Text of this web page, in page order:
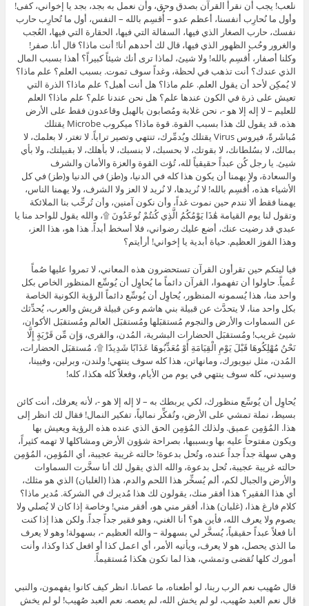
نلعب! يجب أن نقرأ القرآن بصدق وحق، وأن نعمل به بجد، بجد يا إخواني، كفى!
وأول ما نُحارِب أنفسنا، أعظم عدو – أُقسِم بالله – النفس، أول ما تُحارِب حارب
نفسك، حارب الصغار الذي فيها، السفالة التي فيها، الحقارة التي فيها، العُجب
والغرور وحُب الظهور الذي فيها، قال لك أحدهم أنا! أنت ماذا؟ قال أنا. صفر!
وكلنا أصفار، أُقسِم بالله! ولا شيئ، لماذا ترى أنك شيئاً كبيراً؟ أهذا بسبب المال
الذي عندك؟ أنت تذهب في لحظة، وغداً سوف تموت. بسبب العلم؟ علم ماذا؟
لا يُمكِن لأحد أن يقول العلم. علم ماذا؟ هل أنت أهبل؟ علم ماذا؟ الذرة التي
تعيش على ذرة في الكون عندها علم؟ هل نحن عندنا علم؟ علم ماذا؟ العلم
للعليم – لا إله إلا هو -، نحن غلابة ومُصابون بالهبل وقاعدون فقط على الأرض
هذه. قد يقول لك هذا بسبب القوة. قوة ماذا؟ ميكروب Microbe يقتلك
مُباشَرةً، فيروس Virus يقتلك ويُدمِّرك، تنتهي وتصير تراباً. لا تغتر، لا بعلمك، لا
بمالك، لا بسُلطانك، لا بقوتك، لا بحسبك، لا بنسبك، لا بأهلك، لا بقبيلتك، ولا بأي
شيئ. يا رجل كُن عبداً حقيقياً لله، تُؤت القوة والعزة والأمان والشرف
والسعادة، ولا يهمنا أن يكون هذا كله في الدنيا، و(طز) في الدنيا و(طز) في كل
الأشياء هذه، أُقسِم بالله! لا نُريدها، لا نُريد لا العز ولا الشرف، ولا يهمنا الناس،
يهمنا فقط ألا نندم حين نموت غداً، وأن نكون آمنين، وأن تُرحِّب بنا الملائكة
وتقول لنا يوم القيامة هَٰذَا يَوْمُكُمُ الَّذِي كُنتُمْ تُوعَدُونَ ۩، والله يقول للواحد منا يا
عبدي قد رضيت عنك، أضع عليك رضواني، فلا أسخط أبداً. هذا هو، هذا العز،
وهذا الفوز العظيم. حياة أبدية يا إخواني! أرأيتم؟
فيا ليتكم حين تقرأون القرآن تستحضرون هذه المعاني، لا تمروا عليها صُماً
عُمياً. حاولوا أن تفهموا، القرآن دائماً ما يُحاوِل أن يُوسِّع المنظور الخاص بكل
واحد منا، هذا يُسمونه المنظور، يُحاوِل أن يُوسِّع دائماً الرؤية الكونية الخاصة
بكل واحد منا، لا يتحدَّث عن قبيلة بني هاشم وعن قبيلة قريش والعرب، يُحدِّثك
عن السماوات والأرض والنجوم مُستقبَلها ومُستقبَل العالم ومُستقبَل الأكوان،
شيئ غريب! ومُستقبَل الحضارات البشرية، المُدن، والقرى، وَإِن مِّن قَرْيَةٍ إِلَّا
نَحْنُ مُهْلِكُوهَا قَبْلَ يَوْمِ الْقِيَامَةِ أَوْ مُعَذِّبُوهَا عَذَابًا شَدِيدًا ۩، مُستقبَل الحضارات،
المُدن، مثل نيويورك، ومانهاتن، هذا كله سوف ينتهي! ولندن، وبرلين، وفيينا،
وسيدني، كله سوف ينتهي في يوم من الأيام، وفعلاً كله هكذا، كله!
يُحاوِل أن يُوسِّع منظورك، لكي يربطك به – لا إله إلا هو -، لأنه يعرفك، أنت كائن
بسيط، نملة تمشي على الأرض، وتُفكِّر نمالياً، تفكير النمال! فقال لك انظر إلى
هذا. المُؤمِن عميق. ولذلك المُؤمِن الحق الذي عنده هذه الرؤية ويعيش بها
ويكون مفتوحاً عليه بها وبسببها، بصراحة شؤون الأرض ومشاكلها لا تهمه كثيراً،
وهي سهلة جداً جداً عنده، وتُحل بدعوة! حالته غريبة عجيبة، أي المُؤمِن، المُؤمِن
حالته غريبة عجيبة، تُحل بدعوة، والله الذي يقول لك أنا سخَّرت السماوات
والأرض والجبال لكم، ألم يُسخِّر هذا اللحم والدم، هذا (الغلبان) الذي هو مثلك،
أي هذا الفقير؟ هذا أفقر منك، يقولون لك هذا مُديرك في الشركة. مُدير ماذا؟
كلام فارغ هذا، (غلبان) هذا، أفقر مني هو، أفقر مني! وخاصة إذا كان لا يُصلي ولا
يصوم ولا يعرف الله، فأين هو؟ أنا الغني، وهو فقير جداً جداً. ولكن هذا إذا كنت
أنا فعلاً عبداً حقيقياً، يُسخَّر لي بسهولة – والله العظيم -، بسهولة! وهو لا يعرف
ما الذي يحصل، هو لا يعرف، ويأتيه الأمر، أي اعمل كذا أو افعل كذا وكذا، وأنت
أمورك كلها تُقضى وتمشي، هذا لما تكون هكذا مُستقيماً.
قال صُهيب نعم الرب ربنا، لو أطعناه، ما عصانا. انظر كيف كانوا يفهمون، والنبي
قال نعم العبد صُهيب، لو لم يخش الله، لم يعصه. نعم العبد صُهيب! لو لم يخش